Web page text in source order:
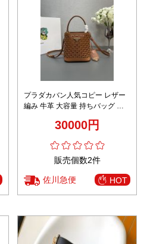
プラダカバン人気コピー レザー
編み 牛革 大容量 持ちバッグ 独
目を引く存在感 ブラウン
30000円
販売個数2件
佐川急便 HOT